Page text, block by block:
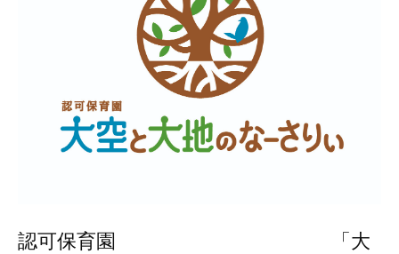
認可保育園 「大